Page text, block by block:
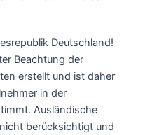
Deutschland!
Beachtung der
erstellt und ist daher
in der
Ausländische
berücksichtigt und